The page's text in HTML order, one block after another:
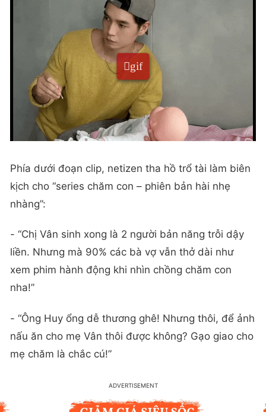
Phía dưới đoạn clip, netizen tha hồ trổ tài làm biên
kịch cho “series chăm con – phiên bản hài nhẹ
nhàng”:
- “Chị Vân sinh xong là 2 người bản năng trỗi dậy
liền. Nhưng mà 90% các bà vợ vẫn thở dài như
xem phim hành động khi nhìn chồng chăm con
nha!”
- “Ông Huy ổng dễ thương ghê! Nhưng thôi, để ảnh
nấu ăn cho mẹ Vân thôi được không? Gạo giao cho
mẹ chăm là chắc cú!”